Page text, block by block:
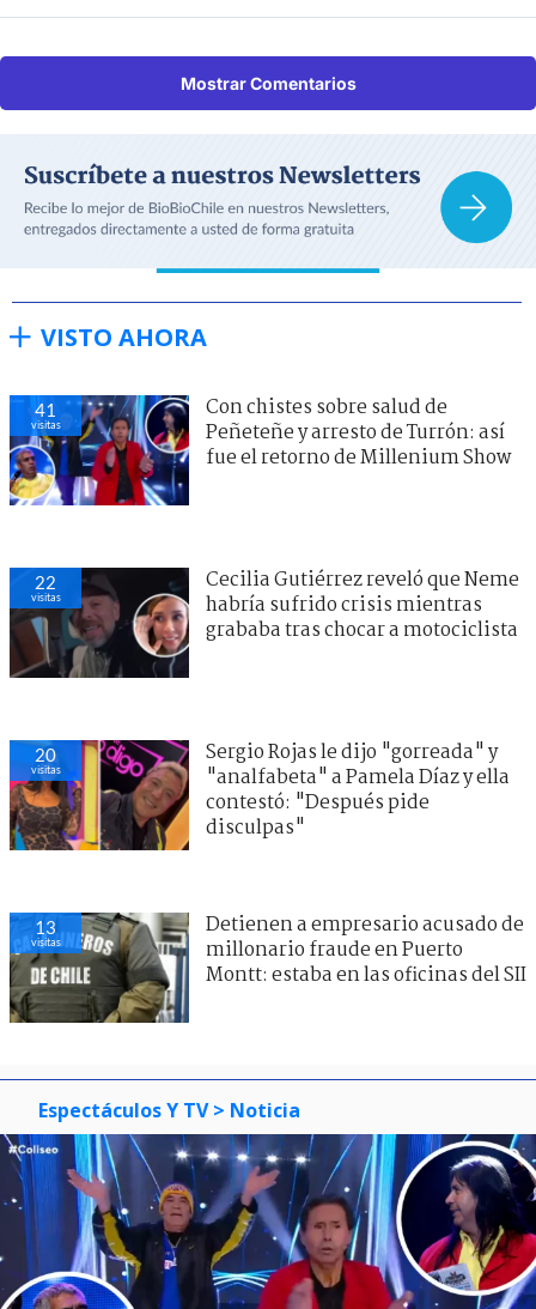
Mostrar Comentarios
VISTO AHORA
41
visitas
Con chistes sobre salud de
Peñeteñe y arresto de Turrón: así
fue el retorno de Millenium Show
22
visitas
Cecilia Gutiérrez reveló que Neme
habría sufrido crisis mientras
grababa tras chocar a motociclista
20
visitas
Sergio Rojas le dijo "gorreada" y
"analfabeta" a Pamela Díaz y ella
contestó: "Después pide
disculpas"
13
visitas
Detienen a empresario acusado de
millonario fraude en Puerto
Montt: estaba en las oficinas del SII
Espectáculos Y TV > Noticia